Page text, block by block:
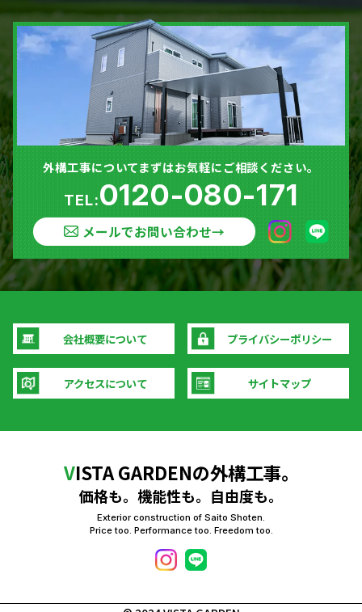
外構工事についてまずはお気軽にご相談ください。
TEL:0120-080-171
メールでお問い合わせ→
会社概要について プライバシーポリシー
アクセスについて サイトマップ
VISTA GARDENの外構工事。
価格も。機能性も。自由度も。
Exterior construction of Saito Shoten.
Price too. Performance too. Freedom too.